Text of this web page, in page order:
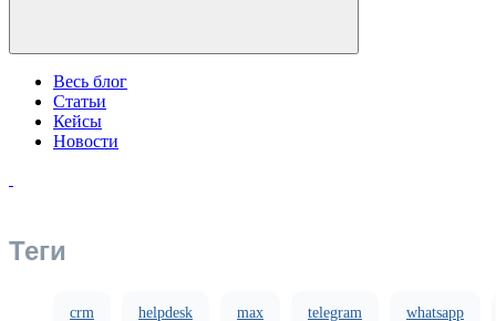
Весь блог
Статьи
Кейсы
Новости
Теги
crm helpdesk max telegram whatsapp